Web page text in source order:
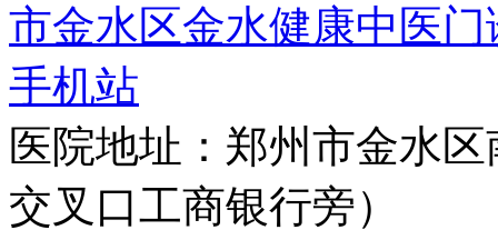
市金水区金水健康中医
手机站
医院地址：郑州市金水
交叉口工商银行旁）